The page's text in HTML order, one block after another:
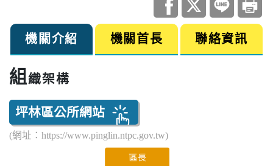
機關介紹 機關首長 聯絡資訊
組織架構
坪林區公所網站
(網址：https://www.pinglin.ntpc.gov.tw)